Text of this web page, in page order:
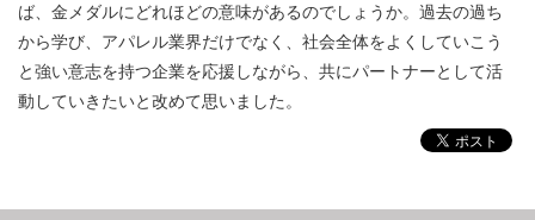
ば、金メダルにどれほどの意味があるのでしょうか。過去の過ち
から学び、アパレル業界だけでなく、社会全体をよくしていこう
と強い意志を持つ企業を応援しながら、共にパートナーとして活
動していきたいと改めて思いました。